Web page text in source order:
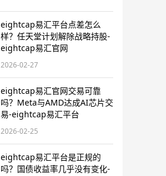
eightcap易汇平台点差怎么
样？任天堂计划解除战略持股-
eightcap易汇官网
2026-02-27
eightcap易汇官网交易可靠
吗？Meta与AMD达成AI芯片交
易-eightcap易汇平台
2026-02-25
eightcap易汇平台是正规的
吗？国债收益率几乎没有变化-